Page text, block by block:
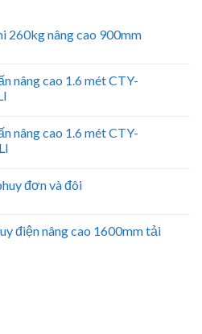
260kg nâng cao 900mm
nâng cao 1.6 mét CTY-
nâng cao 1.6 mét CTY-
đơn và đôi
điện nâng cao 1600mm tải